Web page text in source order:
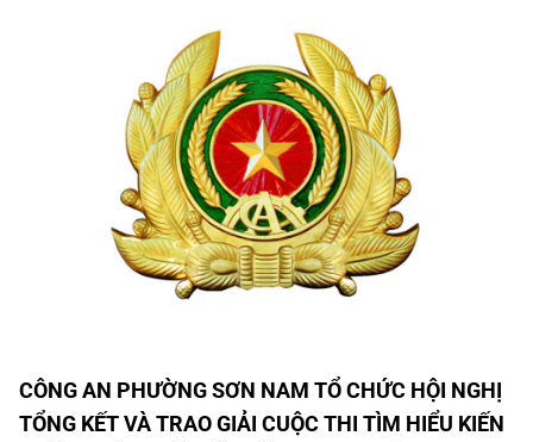
CÔNG AN PHƯỜNG SƠN NAM TỔ CHỨC HỘI NGHỊ
TỔNG KẾT VÀ TRAO GIẢI CUỘC THI TÌM HIỂU KIẾN